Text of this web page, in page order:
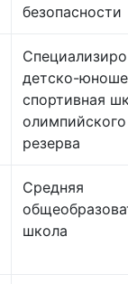
безопасности
детско-
спортивная
олимпийского
резерва
Средняя
школа